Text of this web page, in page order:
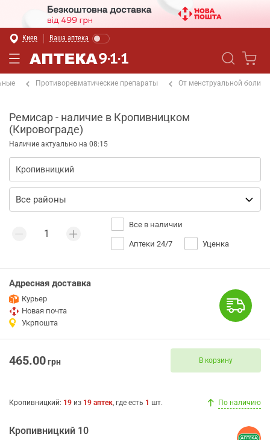
Киев Ваша аптека
Противоревматические препараты От менструальной боли
Ремисар - наличие в Кропивницком
(Кировограде)
Наличие актуально на 08:15
Все в наличии
Аптеки 24/7 Уценка
Адресная доставка
Курьер
Новая почта
Укрпошта
465.00грн В корзину
Кропивницкий: 19 из 19 аптек, где есть 1 шт. По наличию
Кропивницкий 10